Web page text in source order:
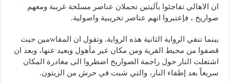
ان الاهالي تفاجئوا بآليتين تحملان عناصر مسلحة غريبة ومعهم
صواريخ ، فإعتبروا انهم عناصر تخريبية واصولية.
بينما تنفي الرواية الثانية هذه الرواية. وتقول ان المقاwمين حيث
قصفوا من محيط القرية ومن مكان غير مأهول وبعيد عنها، وبعد ان
اشتعلت النار حول راجمة الصواريخ اضطروا الى مغادرة المكان
سريعاً بعد إطفاء النار، والتي شبت في حرش من الزيتون.